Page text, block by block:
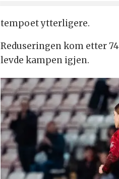
tempoet ytterligere.
Reduseringen kom etter
levde kampen igjen.